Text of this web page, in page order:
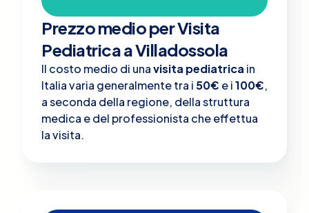
Prezzo medio per Visita
Pediatrica a Villadossola
Il costo medio di unavisita pediatrica in
Italia varia generalmente tra i 50€ e i100€,
a seconda della regione, della struttura
medica e del professionista che effettua
la visita.